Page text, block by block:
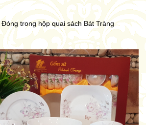
Đóng trong hộp quai sách Bát Tràng